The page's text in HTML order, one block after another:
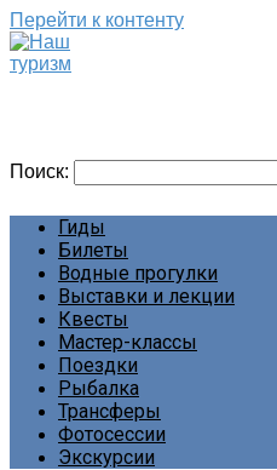
Перейти к контенту
Поиск:
Гиды
Билеты
Водные прогулки
Выставки и лекции
Квесты
Мастер-классы
Поездки
Рыбалка
Трансферы
Фотосессии
Экскурсии